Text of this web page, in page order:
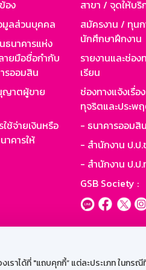
ได้ที่ "แถบคุกกี้” แต่ละประเภท ในกรณี
อง
มูลส่วนบุคคล
นาคารแห่ง
ายมือชื่อกำกับ
รออมสิน
ญาตผู้ขาย
ช้จ่ายเงินหรือ
คารให้
สาขา / จุดให้บริ
สมัครงาน / ทุน
นักศึกษาฝึกงาน
รายงานและช่อง
เรียน
ช่องทางแจ้งเรื่อ
ทุจริตและประพ
- ธนาคารออมสิน
- สำนักงาน ป.ป.
- สำนักงาน ป.ป.
GSB Society :